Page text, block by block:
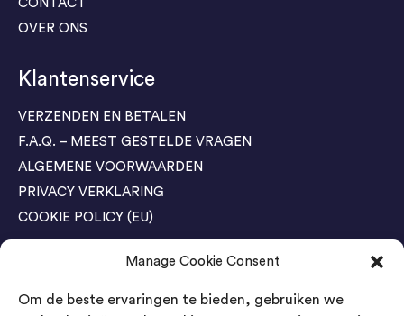
Manage Cookie Consent
Om de beste ervaringen te bieden, gebruiken we
CONTACT
OVER ONS
Klantenservice
VERZENDEN EN BETALEN
F.A.Q. – MEEST GESTELDE VRAGEN
ALGEMENE VOORWAARDEN
PRIVACY VERKLARING
COOKIE POLICY (EU)
Agenda Trade Shows
04-05 November / SVG FAIR Winterswijk